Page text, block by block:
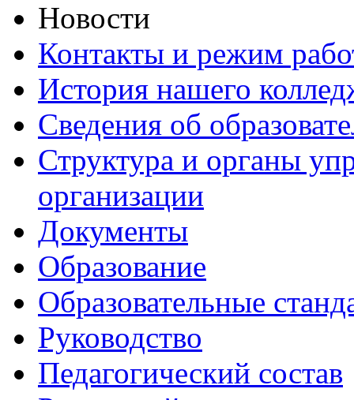
Новости
Контакты и режим
История нашего
Сведения об
Структура и органы
организации
Документы
Образование
Образовательные
Руководство
Педагогический состав